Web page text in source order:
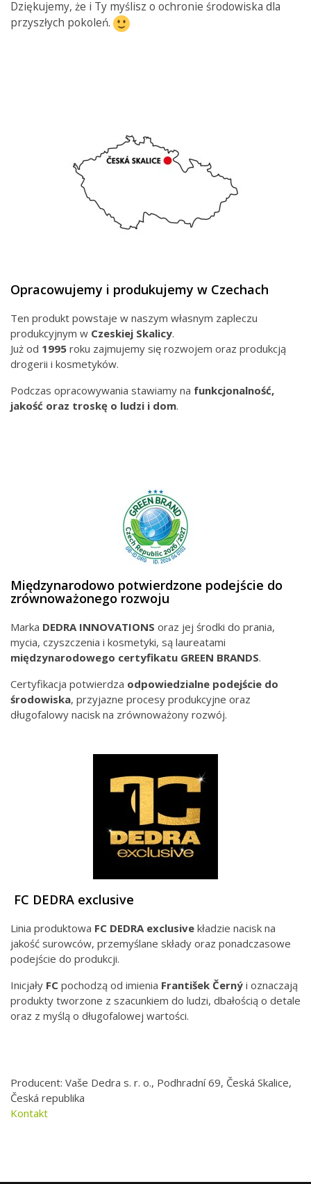
Dziękujemy, że i Ty myślisz o ochronie środowiska dla
przyszłych pokoleń.
Opracowujemy i produkujemy w Czechach
Ten produkt powstaje w naszym własnym zapleczu
produkcyjnym w Czeskiej Skalicy.
Już od 1995 roku zajmujemy się rozwojem oraz produkcją
drogerii i kosmetyków.
Podczas opracowywania stawiamy na funkcjonalność,
jakość oraz troskę o ludzi i dom.
Międzynarodowo potwierdzone podejście do
zrównoważonego rozwoju
Marka DEDRA INNOVATIONS oraz jej środki do prania,
mycia, czyszczenia i kosmetyki, są laureatami
międzynarodowego certyfikatu GREEN BRANDS.
Certyfikacja potwierdza odpowiedzialne podejście do
środowiska, przyjazne procesy produkcyjne oraz
długofalowy nacisk na zrównoważony rozwój.
FC DEDRA exclusive
Linia produktowa FC DEDRA exclusive kładzie nacisk na
jakość surowców, przemyślane składy oraz ponadczasowe
podejście do produkcji.
Inicjały FC pochodzą od imienia František Černý i oznaczają
produkty tworzone z szacunkiem do ludzi, dbałością o detale
oraz z myślą o długofalowej wartości.
Producent: Vaše Dedra s. r. o., Podhradní 69, Česká Skalice,
Česká republika
Kontakt